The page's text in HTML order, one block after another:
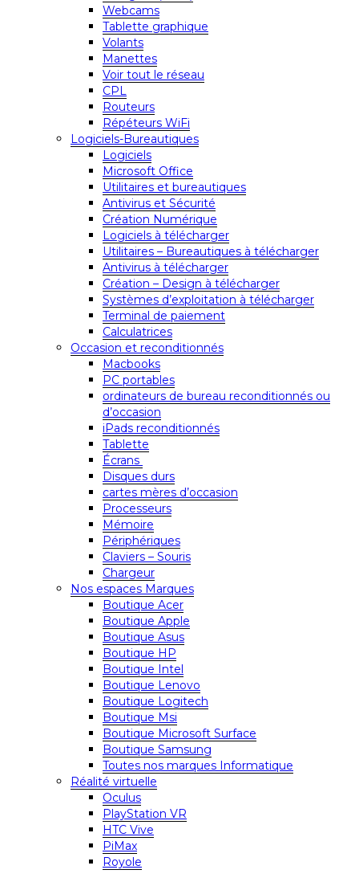
Webcams
Tablette graphique
Volants
Manettes
Voir tout le réseau
CPL
Routeurs
Répéteurs WiFi
Logiciels-Bureautiques
Logiciels
Microsoft Office
Utilitaires et bureautiques
Antivirus et Sécurité
Création Numérique
Logiciels à télécharger
Utilitaires – Bureautiques à télécharger
Antivirus à télécharger
Création – Design à télécharger
Systèmes d’exploitation à télécharger
Terminal de paiement
Calculatrices
Occasion et reconditionnés
Macbooks
PC portables
ordinateurs de bureau reconditionnés ou
d’occasion
iPads reconditionnés
Tablette
Écrans
Disques durs
cartes mères d’occasion
Processeurs
Mémoire
Périphériques
Claviers – Souris
Chargeur
Nos espaces Marques
Boutique Acer
Boutique Apple
Boutique Asus
Boutique HP
Boutique Intel
Boutique Lenovo
Boutique Logitech
Boutique Msi
Boutique Microsoft Surface
Boutique Samsung
Toutes nos marques Informatique
Réalité virtuelle
Oculus
PlayStation VR
HTC Vive
PiMax
Royole